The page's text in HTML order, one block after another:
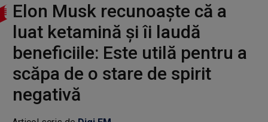
Elon Musk recunoaște că a
luat ketamină și îi laudă
beneficiile: Este utilă pentru a
scăpa de o stare de spirit
negativă